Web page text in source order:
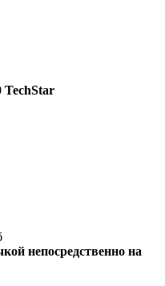
TechStar
непосредственно на